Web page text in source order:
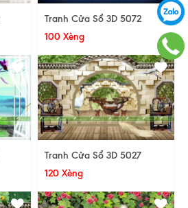
Tranh Cửa Sổ 3D 5072
100 Xèng
Tranh Cửa Sổ 3D 5027
120 Xèng